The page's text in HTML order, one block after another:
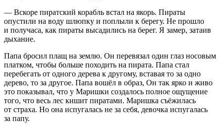
— Вскоре пиратский корабль встал на якорь. Пираты
опустили на воду шлюпку и поплыли к берегу. Не прошло
и получаса, как пираты высадились на берег. Я замер, затаив
дыхание.
Папа бросил плащ на землю. Он перевязал один глаз носовым
платком, чтобы больше походить на пирата. Папа стал
перебегать от одного дерева к другому, вставая то за одно
дерево, то за другое. Папа вошёл в образ, Он так ярко и живо
это показывал, что у Маришки создалось полное ощущение
того, что весь лес кишит пиратами. Маришка съёжилась
от страха. Но она испугалась не за себя, девочка испугалась
за папу.